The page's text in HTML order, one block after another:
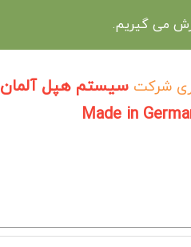
می گیریم.
شرکت سیستم هپل آلمان
Made in